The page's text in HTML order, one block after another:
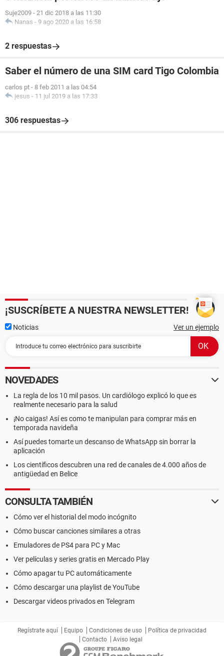
Suje2009 - 21 dic 2018 a las 11:30
Nanas - 9 ago 2020 a las 16:58
2 respuestas
Saber el número de una SIM card Tigo Colombia
carlos pt - 8 feb 2011 a las 04:54
jesus - 11 jul 2019 a las 17:33
306 respuestas
¡SUSCRÍBETE A NUESTRA NEWSLETTER!
Noticias Ver un ejemplo
NOVEDADES
La regla de los 10 mil pasos. Un cardiólogo explicó lo que es
realmente necesario para la salud
¡No caigas! Así es como te manipulan para comprar más en
temporada navideña
Así puedes tomarte un descanso de WhatsApp sin borrar la
aplicación
Los científicos descubren una red de canales de 4.000 años de
antigüedad en Belice
CONSULTA TAMBIÉN
Cómo ver el historial del modo incógnito
Cómo buscar canciones similares a otras
Emuladores de PS4 para PC y Mac
Ver películas y series gratis en Mercado Play
Cómo apagar tu PC automáticamente
Cómo descargar una playlist de YouTube
Descargar videos privados en Telegram
Regístrate aquí Equipo Condiciones de uso
Política de privacidad
Contacto
Aviso legal